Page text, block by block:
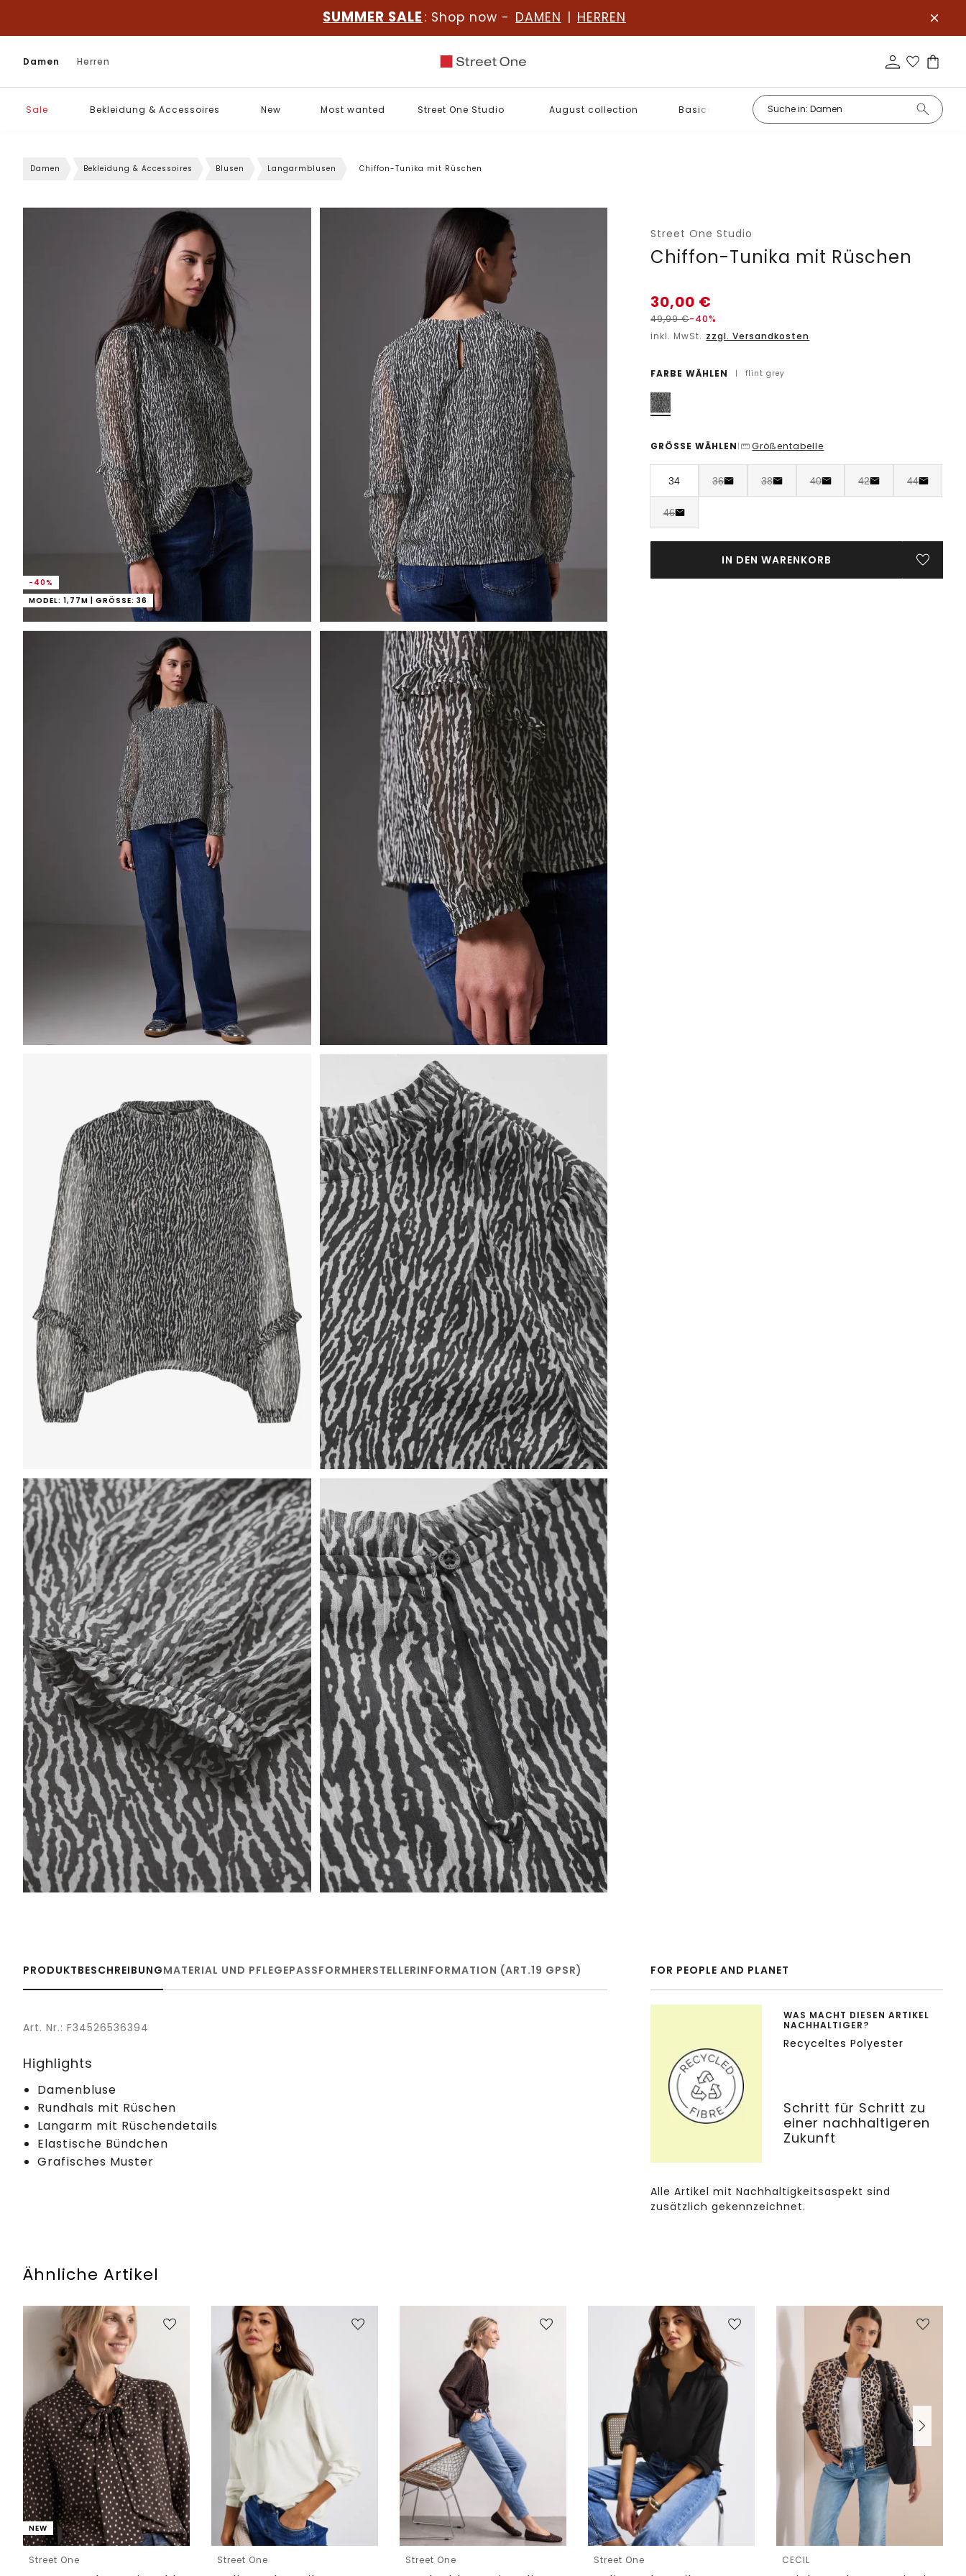
SUMMER SALE : Shop now - DAMEN | HERREN
Damen Herren
Sale Bekleidung & Accessoires New Most wanted Street One Studio August collection Basics
Damen Bekleidung & Accessoires Blusen Langarmblusen Chiffon-Tunika mit Rüschen
-40%
MODEL: 1,77M | GRÖSSE: 36
Street One Studio
Chiffon-Tunika mit Rüschen
30,00 €
49,99€-40%
inkl. MwSt. zzgl. Versandkosten
FARBE WÄHLEN | flint grey
GRÖSSE WÄHLEN | Größentabelle
34 36 38 40 42 44
46
IN DEN WARENKORB
PRODUKTBESCHREIBUNGMATERIAL UND PFLEGEPASSFORMHERSTELLERINFORMATION (ART.19 GPSR)
Art. Nr.: F34526536394
Highlights
Damenbluse
Rundhals mit Rüschen
Langarm mit Rüschendetails
Elastische Bündchen
Grafisches Muster
FOR PEOPLE AND PLANET
WAS MACHT DIESEN ARTIKEL
NACHHALTIGER?
Recyceltes Polyester
Schritt für Schritt zu
einer nachhaltigeren
Zukunft
Alle Artikel mit Nachhaltigkeitsaspekt sind
zusätzlich gekennzeichnet.
Ähnliche Artikel
NEW
Street One Street One Street One Street One CECIL